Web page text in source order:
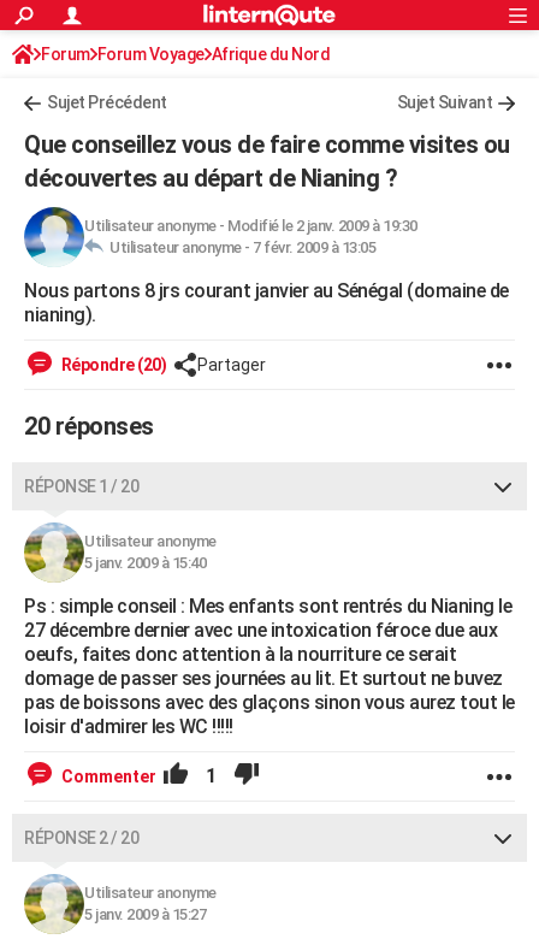
ACTUALITÉS
Politique
Société
Faits Divers
Education
Monde
Villes
+
Programme TV
TNTStreaming
Cinéma
Sorties cinéma
Musique
FINANCE
Retraite
Impôts
Epargne
Immobilier
Risques naturels par ville
Banque
Assurance
Crédit
AUTO
Essais
Réserver un essai
Citadines
Berlines
SUV
Forum auto
HIGH-TECH
Mobiles
Meilleur smartphone
Internet
Ordinateurs
Jeux vidéo
Guide high-tech
+BRICOLAGE
Forum
Aménagement intérieur
Extérieur
Cuisine
Salle de bains
Jardinage
Rangement
WEEK-END
Guides de France
Escapades
Patrimoine
Expositions
Musées
Week-end nature
+LIFESTYLE
VOYAGE
Destinations
City break
Voyage nature
Voyage de noces
Forum
Climat
+PHOTO
GUIDES D'ACHAT
BONS PLANS
CARTE DE VOEUX
DICTIONNAIRE
S'inscrire
Se connecter
Lycées
Collèges
Primaires
Universités
Entreprises
Service militaire
Avis de recherche
AVIS DE DÉCÈS
S'inscrire
Connexion
Forum Forum Voyage Afrique du Nord
Sujet Précédent Sujet Suivant
Que conseillez vous de faire comme visites ou
découvertes au départ de Nianing ?
Utilisateur anonyme- Modifié le 2 janv. 2009 à 19:30
Utilisateur anonyme - 7 févr. 2009 à 13:05
Nous partons 8 jrs courant janvier au Sénégal (domaine de
nianing).
Répondre (20) Partager
20 réponses
RÉPONSE 1 / 20
Utilisateur anonyme
5 janv. 2009 à 15:40
Ps : simple conseil : Mes enfants sont rentrés du Nianing le
27 décembre dernier avec une intoxication féroce due aux
oeufs, faites donc attention à la nourriture ce serait
domage de passer ses journées au lit. Et surtout ne buvez
pas de boissons avec des glaçons sinon vous aurez tout le
loisir d'admirer les WC !!!!!
Commenter 1
RÉPONSE 2 / 20
Utilisateur anonyme
5 janv. 2009 à 15:27